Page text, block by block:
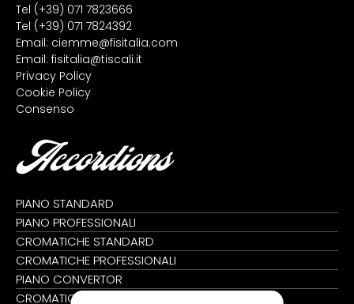
Tel (+39) 071 7823666
Tel (+39) 071 7824392
Email: ciemme@fisitalia.com
Email: fisitalia@tiscali.it
Privacy Policy
Cookie Policy
Consenso
Accordions
PIANO STANDARD
PIANO PROFESSIONALI
CROMATICHE STANDARD
CROMATICHE PROFESSIONALI
PIANO CONVERTOR
CROMATICHE CONVERTOR